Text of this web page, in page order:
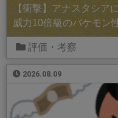
【衝撃】アナスタシア
威力10倍級のバケモン
評価・考察
2026.08.09